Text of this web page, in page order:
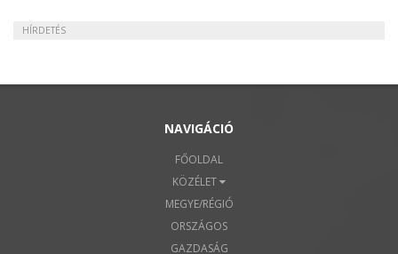
HÍRDETÉS
NAVIGÁCIÓ
FŐOLDAL
KÖZÉLET
MEGYE/RÉGIÓ
ORSZÁGOS
GAZDASÁG